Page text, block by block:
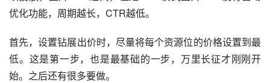
优化功能，周期越长，CTR越低。
首先，设置钻展出价时，尽量将每个资源位的价格设置到最
低。这是第一步，也是最基础的一步，万里长征才刚刚开
始。之后还有很多要做。